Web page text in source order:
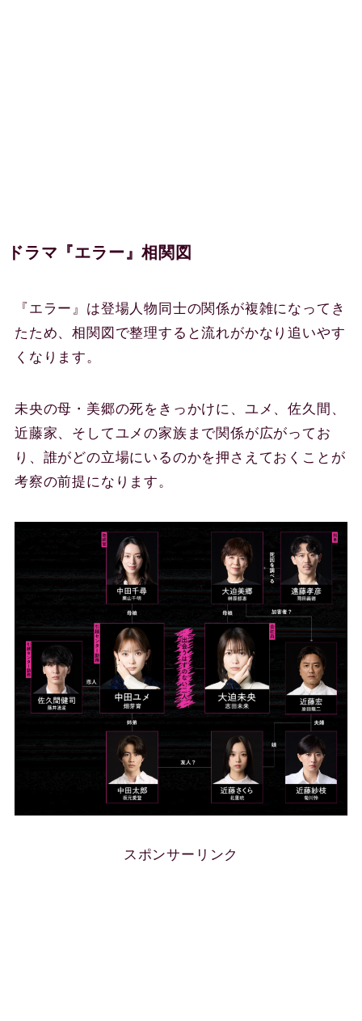
ドラマ『エラー』相関図
『エラー』は登場人物同士の関係が複雑になってき
たため、相関図で整理すると流れがかなり追いやす
くなります。
未央の母・美郷の死をきっかけに、ユメ、佐久間、
近藤家、そしてユメの家族まで関係が広がってお
り、誰がどの立場にいるのかを押さえておくことが
考察の前提になります。
スポンサーリンク